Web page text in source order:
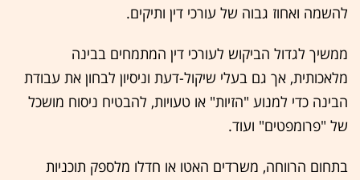
להשמה ואחוז גבוה של עורכי דין ותיקים.
ממשיך לגדול הביקוש לעורכי דין המתמחים בבינה
מלאכותית, אך גם בעלי שיקול-דעת וניסיון לבחון את עבודת
הבינה כדי למנוע "הזיות" או טעויות, להבטיח ניסוח מושכל
של "פרומפטים" ועוד.
בתחום הרווחה, משרדים האטו או חדלו מלספק תוכניות